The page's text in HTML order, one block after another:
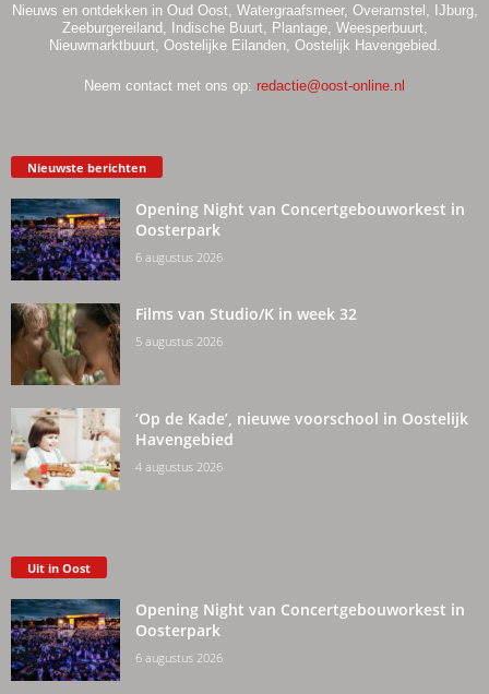
Nieuws en ontdekken in Oud Oost, Watergraafsmeer, Overamstel, IJburg,
Zeeburgereiland, Indische Buurt, Plantage, Weesperbuurt,
Nieuwmarktbuurt, Oostelijke Eilanden, Oostelijk Havengebied.
Neem contact met ons op: redactie@oost-online.nl
Nieuwste berichten
Opening Night van Concertgebouworkest in
Oosterpark
6 augustus 2026
Films van Studio/K in week 32
5 augustus 2026
‘Op de Kade’, nieuwe voorschool in Oostelijk
Havengebied
4 augustus 2026
Uit in Oost
Opening Night van Concertgebouworkest in
Oosterpark
6 augustus 2026